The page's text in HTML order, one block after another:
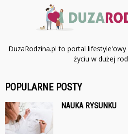
DuzaRodzina.pl to portal
życiu w dużej
POPULARNE POSTY
NAUKA RYSUNKU